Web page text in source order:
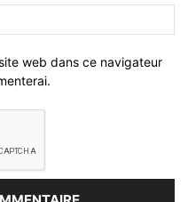
web dans ce navigateur